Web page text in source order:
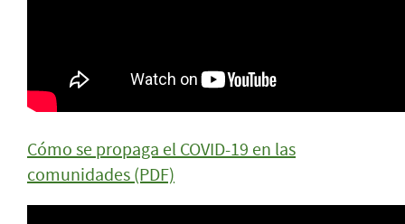
Cómo se propaga el COVID-19 en las
comunidades (PDF)